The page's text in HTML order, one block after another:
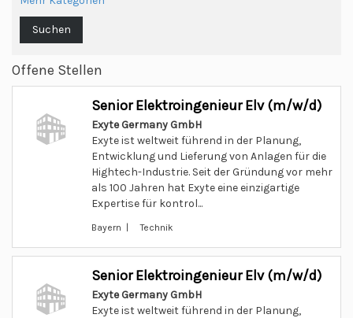
Suchen
Offene Stellen
Senior Elektroingenieur Elv (m/w/d)
Exyte Germany GmbH
Exyte ist weltweit führend in der Planung,
Entwicklung und Lieferung von Anlagen für die
Hightech-Industrie. Seit der Gründung vor mehr
als 100 Jahren hat Exyte eine einzigartige
Expertise für kontrol...
Bayern | Technik
Senior Elektroingenieur Elv (m/w/d)
Exyte Germany GmbH
Exyte ist weltweit führend in der Planung,